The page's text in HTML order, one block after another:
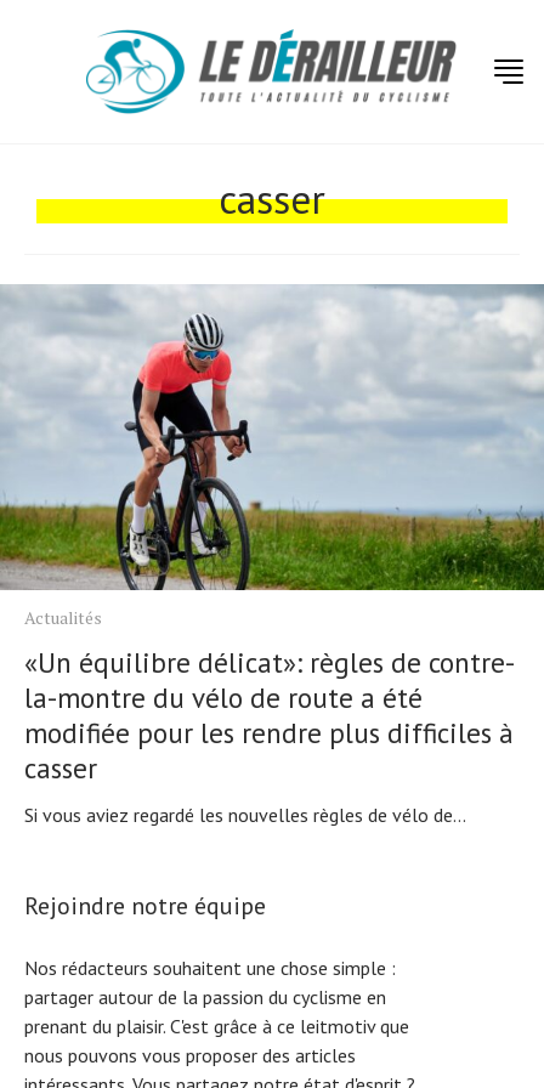
casser
Actualités
«Un équilibre délicat»: règles de contre-
la-montre du vélo de route a été
modifiée pour les rendre plus difficiles à
casser
Si vous aviez regardé les nouvelles règles de vélo de...
Rejoindre notre équipe
Nos rédacteurs souhaitent une chose simple :
partager autour de la passion du cyclisme en
prenant du plaisir. C'est grâce à ce leitmotiv que
nous pouvons vous proposer des articles
Tests de produits
Tendances
Tous nos articles